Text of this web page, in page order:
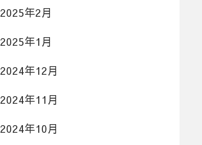
2025年2月
2025年1月
2024年12月
2024年11月
2024年10月